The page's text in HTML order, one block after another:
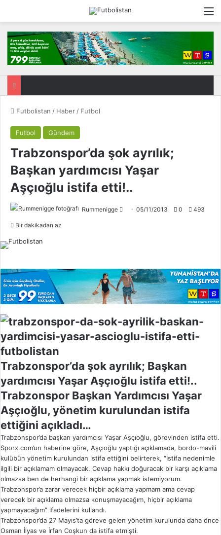
Futbolistan / Haber / Futbol
Futbol Gündem
Trabzonspor’da şok ayrılık;
Başkan yardımcısı Yaşar
Aşçıoğlu istifa etti!..
Rummenigge
w
o
n
X
05/11/2013 0 493
Bir dakikadan az
Trabzonspor’da şok ayrılık; Başkan
yardımcısı Yaşar Aşçıoğlu istifa etti!..
Trabzonspor Başkan Yardımcısı Yaşar
Aşçıoğlu, yönetim kurulundan istifa
ettiğini açıkladı…
Trabzonspor’da başkan yardımcısı Yaşar Aşçıoğlu, görevinden istifa etti.
Sporx.com’un haberine göre, Aşçıoğlu yaptığı açıklamada, bordo-mavili
kulübün yönetim kurulundan istifa ettiğini belirterek, “İstifa nedenimle
ilgili bir açıklamam olmayacak. Cevap hakkı doğuracak bir karşı açıklama
olmazsa ben de herhangi bir açıklama yapmak istemiyorum.
Trabzonspor’a zarar verecek hiçbir açıklama yapmam ama cevap
verecek bir açıklama olmazsa konuşmayacağım, hiçbir açıklama
yapmayacağım” ifadelerini kullandı.
Trabzonspor’da 27 Mayıs’ta göreve gelen yönetim kurulunda daha önce
Osman İlyas ve İrfan Coşkun da istifa etmişti.